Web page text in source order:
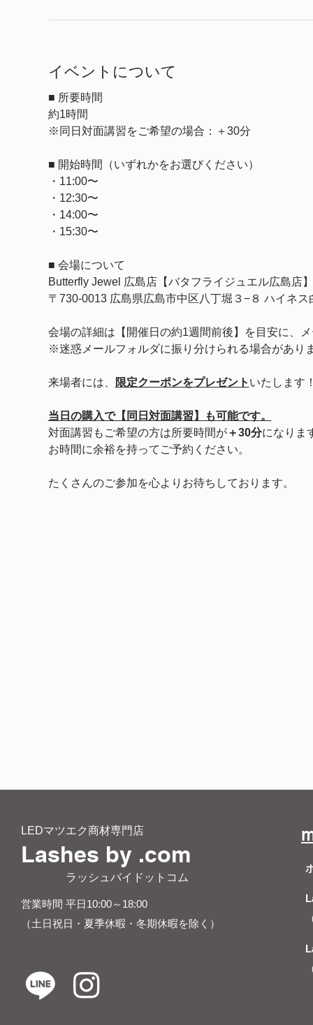
イベントについて
■ 所要時間
約1時間
※同日対面講習をご希望の場合：＋30分
■ 開始時間（いずれかをお選びください）
・11:00〜
・12:30〜
・14:00〜
・15:30〜
■ 会場について
Butterfly Jewel 広島店【バタフライジュエル広島店】
〒730-0013 広島県広島市中区八丁堀３−８ ハイネス
会場の詳細は【開催日の約1週間前後】を目安に、
※迷惑メールフォルダに振り分けられる場合があり
来場者には、 限定クーポンをプレゼント いたします
当日の購入で【同日対面講習】も可能です。
対面講習もご希望の方は所要時間が＋30分になりま
お時間に余裕を持ってご予約ください。
たくさんのご参加を心よりお待ちしております。
LEDマツエク商材専門店
Lashes by .com
​ ラッシュバイドットコム
営業時間 平日10:00～18:00
（土日祝日・夏季休暇・冬期休暇を除く）